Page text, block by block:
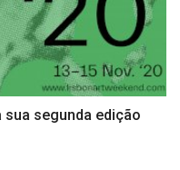
sua segunda edição